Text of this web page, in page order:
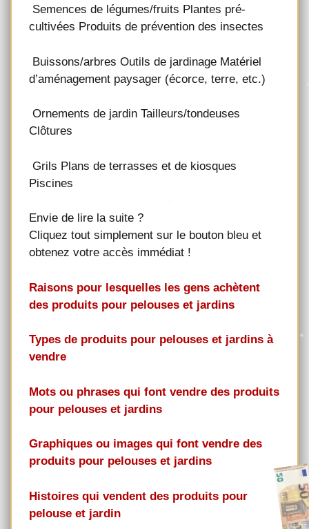
Semences de légumes/fruits Plantes pré-
cultivées Produits de prévention des insectes
Buissons/arbres Outils de jardinage Matériel
d’aménagement paysager (écorce, terre, etc.)
Ornements de jardin Tailleurs/tondeuses
Clôtures
Grils Plans de terrasses et de kiosques
Piscines
Envie de lire la suite ?
Cliquez tout simplement sur le bouton bleu et
obtenez votre accès immédiat !
Raisons pour lesquelles les gens achètent
des produits pour pelouses et jardins
Types de produits pour pelouses et jardins à
vendre
Mots ou phrases qui font vendre des produits
pour pelouses et jardins
Graphiques ou images qui font vendre des
produits pour pelouses et jardins
Histoires qui vendent des produits pour
pelouse et jardin